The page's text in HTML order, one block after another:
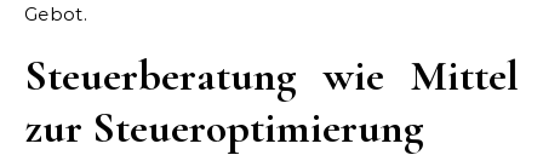
Gebot.
Steuerberatung wie Mittel
zur Steueroptimierung